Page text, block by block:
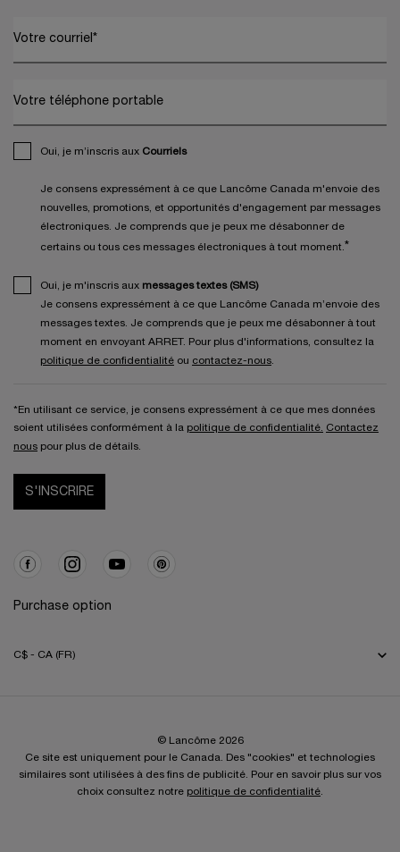
Votre courriel *
Votre téléphone portable
Oui, je m’inscris aux Courriels
Je consens expressément à ce que Lancôme Canada m'envoie des
nouvelles, promotions, et opportunités d'engagement par messages
électroniques. Je comprends que je peux me désabonner de
certains ou tous ces messages électroniques à tout moment. *
Oui, je m'inscris aux messages textes (SMS)
Je consens expressément à ce que Lancôme Canada m’envoie des
messages textes. Je comprends que je peux me désabonner à tout
moment en envoyant ARRET. Pour plus d'informations, consultez la
politique de confidentialité ou contactez-nous
*En utilisant ce service, je consens expressément à ce que mes données
soient utilisées conformément à la politique de confidentialité.
Contactez
nous pour plus de détails.
S'INSCRIRE
Purchase option
C$ - CA (FR)
© Lancôme 2026
Ce site est uniquement pour le Canada. Des "cookies" et technologies
similaires sont utilisées à des fins de publicité. Pour en savoir plus sur vos
choix consultez notre politique de confidentialité